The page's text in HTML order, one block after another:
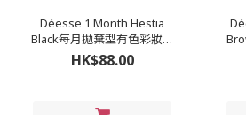
Déesse 1 Month Hestia
Black每月拋棄型有色彩妝隱
形眼鏡 (1盒2片)
HK$88.00